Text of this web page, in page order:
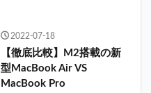
2022-07-18
【徹底比較】M2搭載の新
型MacBook Air VS
MacBook Pro